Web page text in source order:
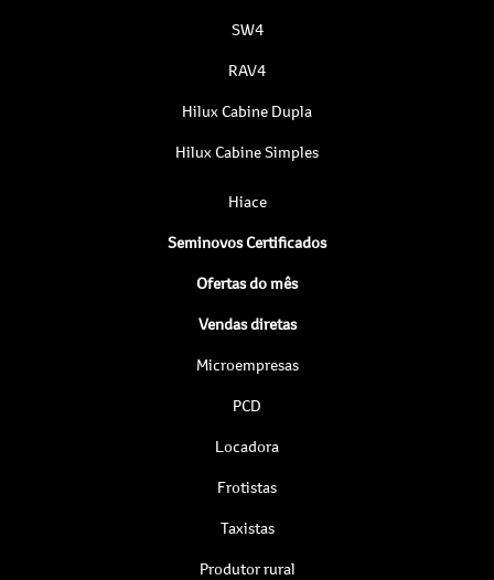
SW4
RAV4
Hilux Cabine Dupla
Hilux Cabine Simples
Hiace
Seminovos Certificados
Ofertas do mês
Vendas diretas
Microempresas
PCD
Locadora
Frotistas
Taxistas
Produtor rural